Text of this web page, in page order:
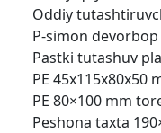
Oddiy
P-simon
Pastki tutashuv
PE 45x115x80x50
PE 80×100 mm
Peshona taxta